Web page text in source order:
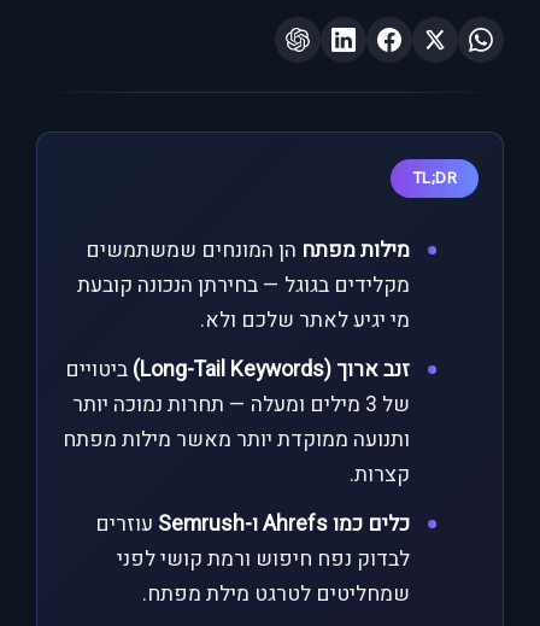
TL;DR
מילות מפתח הן המונחים שמשתמשים
מקלידים בגוגל — בחירתן הנכונה קובעת
מי יגיע לאתר שלכם ולא.
זנב ארוך (Long-Tail Keywords)
ביטויים
של 3 מילים ומעלה — תחרות נמוכה יותר
ותנועה ממוקדת יותר מאשר מילות מפתח
קצרות.
כלים כמו Ahrefs ו-Semrush
עוזרים
לבדוק נפח חיפוש ורמת קושי לפני
שמחליטים לטרגט מילת מפתח.